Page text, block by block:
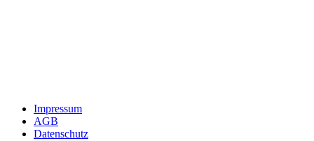
Impressum
AGB
Datenschutz